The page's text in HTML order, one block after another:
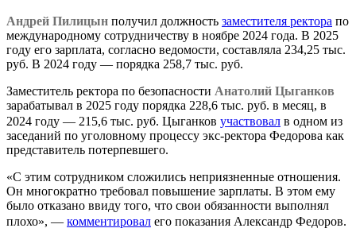
Андрей Пилицын получил должность заместителя ректора по
международному сотрудничеству в ноябре 2024 года. В 2025
году его зарплата, согласно ведомости, составляла 234,25 тыс.
руб. В 2024 году — порядка 258,7 тыс. руб.
Заместитель ректора по безопасности Анатолий Цыганков
зарабатывал в 2025 году порядка 228,6 тыс. руб. в месяц, в
2024 году — 215,6 тыс. руб. Цыганков участвовал в одном из
заседаний по уголовному процессу экс-ректора Федорова как
представитель потерпевшего.
«С этим сотрудником сложились неприязненные отношения.
Он многократно требовал повышение зарплаты. В этом ему
было отказано ввиду того, что свои обязанности выполнял
плохо», — комментировал его показания Александр Федоров.